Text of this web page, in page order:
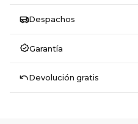
Despachos
Garantía
Devolución gratis